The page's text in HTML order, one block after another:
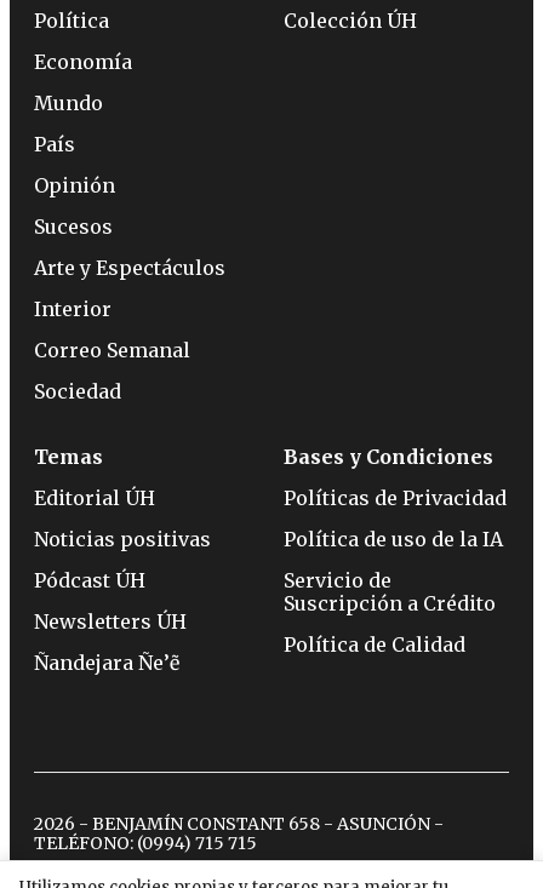
Política
Economía
Mundo
País
Opinión
Sucesos
Arte y Espectáculos
Interior
Correo Semanal
Sociedad
Colección ÚH
Temas
Editorial ÚH
Noticias positivas
Pódcast ÚH
Newsletters ÚH
Ñandejara Ñe’ẽ
Bases y Condiciones
Políticas de Privacidad
Política de uso de la IA
Servicio de
Suscripción a Crédito
Política de Calidad
2026 - BENJAMÍN CONSTANT 658 - ASUNCIÓN -
TELÉFONO: (0994) 715 715